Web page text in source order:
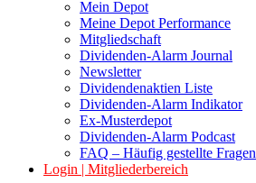
Mein Depot
Meine Depot Performance
Mitgliedschaft
Dividenden-Alarm Journal
Newsletter
Dividendenaktien Liste
Dividenden-Alarm Indikator
Ex-Musterdepot
Dividenden-Alarm Podcast
FAQ – Häufig gestellte Fragen
Login | Mitgliederbereich